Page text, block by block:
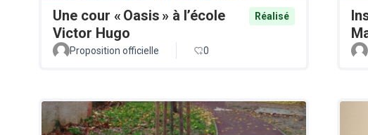
Une cour « Oasis » à l’école
Victor Hugo
Réalisé
Proposition officielle 0